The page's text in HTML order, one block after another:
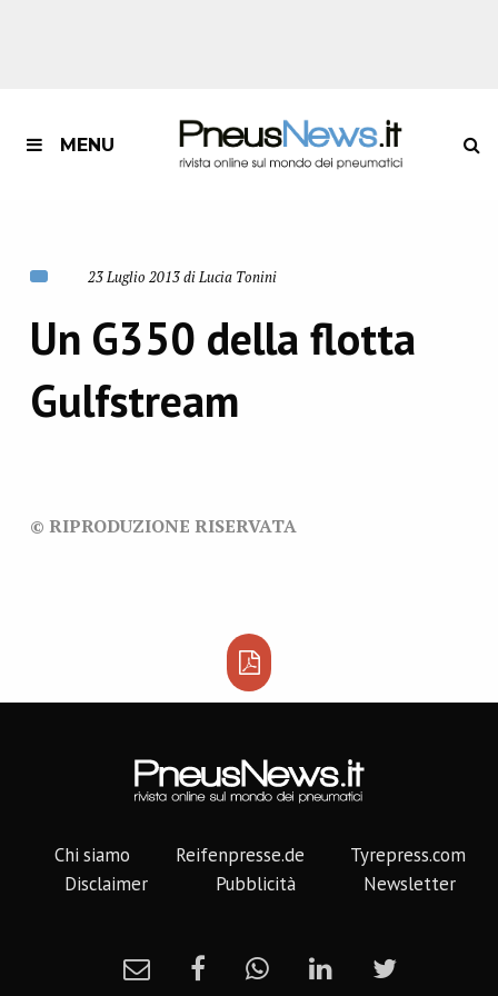
MENU
23 Luglio 2013 di Lucia Tonini
Un G350 della flotta
Gulfstream
© RIPRODUZIONE RISERVATA
Chi siamo Reifenpresse.de
Tyrepress.com
Disclaimer
Pubblicità Newsletter